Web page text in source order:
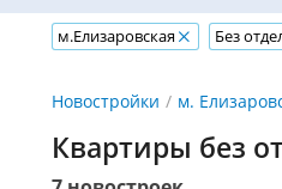
м.Елизаровская Без
Новостройки м.
Квартиры без